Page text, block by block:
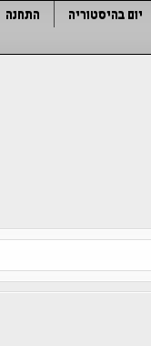
יום בהיסטוריה התחנה